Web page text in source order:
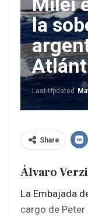
la
Last Updated
Share
Álvaro
La Embajada
cargo de